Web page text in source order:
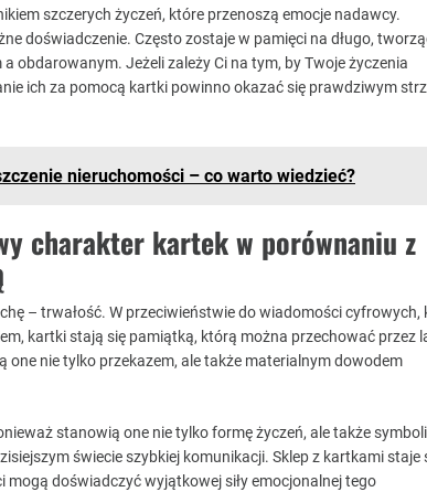
szczerych życzeń, które przenoszą emocje nadawcy.
doświadczenie. Często zostaje w pamięci na długo,
obdarowanym. Jeżeli zależy Ci na tym, by Twoje życzenia
ich za pomocą kartki powinno okazać się prawdziwym
nieruchomości – co warto wiedzieć?
charakter kartek w porównaniu z
– trwałość. W przeciwieństwie do wiadomości cyfrowych,
kartki stają się pamiątką, którą można przechować przez
one nie tylko przekazem, ale także materialnym dowodem
stanowią one nie tylko formę życzeń, ale także
świecie szybkiej komunikacji. Sklep z kartkami staje
mogą doświadczyć wyjątkowej siły emocjonalnej tego